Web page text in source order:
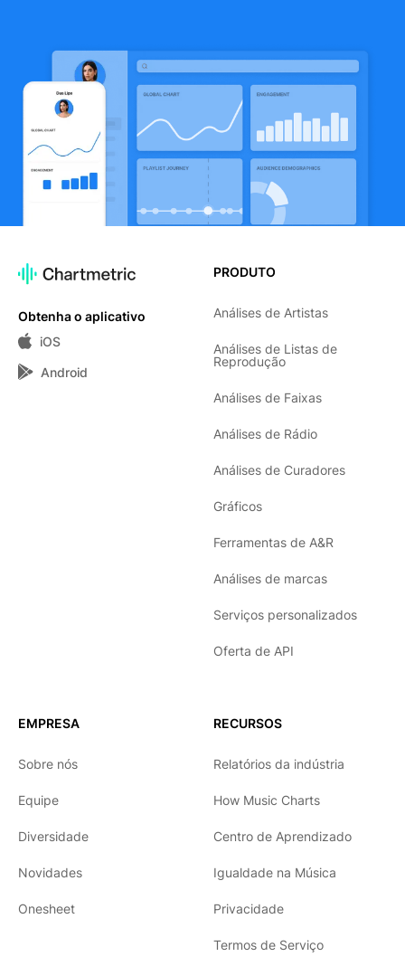
Obtenha o aplicativo
iOS
Android
PRODUTO
Análises de Artistas
Análises de Listas de
Reprodução
Análises de Faixas
Análises de Rádio
Análises de Curadores
Gráficos
Ferramentas de A&R
Análises de marcas
Serviços personalizados
Oferta de API
EMPRESA
Sobre nós
Equipe
Diversidade
Novidades
Onesheet
RECURSOS
Relatórios da indústria
How Music Charts
Centro de Aprendizado
Igualdade na Música
Privacidade
Termos de Serviço